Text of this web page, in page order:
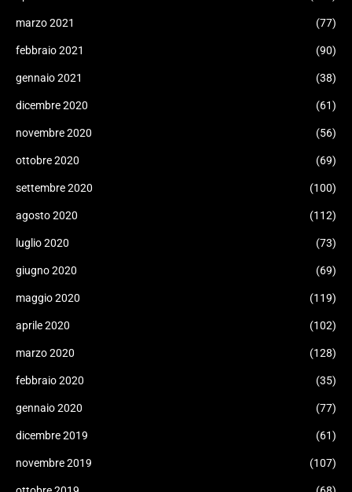
marzo 2021 (77)
febbraio 2021 (90)
gennaio 2021 (38)
dicembre 2020 (61)
novembre 2020 (56)
ottobre 2020 (69)
settembre 2020 (100)
agosto 2020 (112)
luglio 2020 (73)
giugno 2020 (69)
maggio 2020 (119)
aprile 2020 (102)
marzo 2020 (128)
febbraio 2020 (35)
gennaio 2020 (77)
dicembre 2019 (61)
novembre 2019 (107)